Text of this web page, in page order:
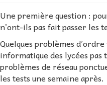
Une première question :
n’ont-ils pas fait passer les
Quelques problèmes
informatique des lycées
problèmes de réseau
les tests une semaine après.